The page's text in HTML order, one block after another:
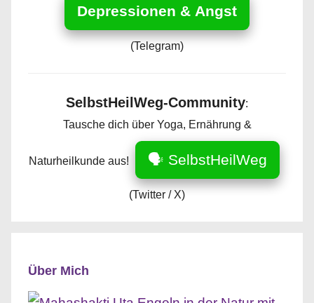
Depressionen & Angst
(Telegram)
SelbstHeilWeg-Community:
Tausche dich über Yoga, Ernährung &
Naturheilkunde aus! 🗣️ SelbstHeilWeg
(Twitter / X)
Über Mich